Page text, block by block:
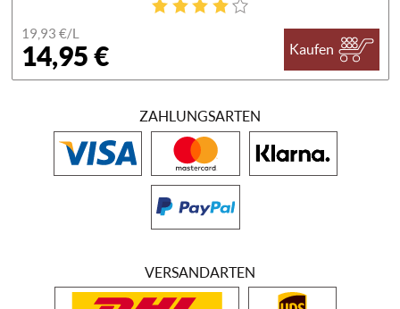
19,93 €/L
14,95 € Kaufen
ZAHLUNGSARTEN
VERSANDARTEN